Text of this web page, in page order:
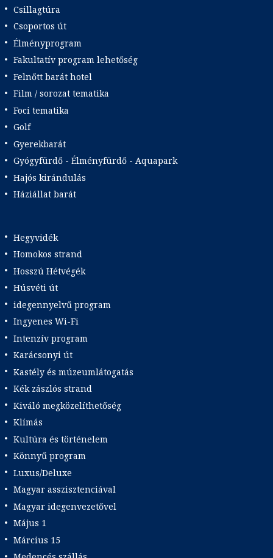
Csillagtúra
Csoportos út
Élményprogram
Fakultatív program lehetőség
Felnőtt barát hotel
Film / sorozat tematika
Foci tematika
Golf
Gyerekbarát
Gyógyfürdő - Élményfürdő - Aquapark
Hajós kirándulás
Háziállat barát
Hegyvidék
Homokos strand
Hosszú Hétvégék
Húsvéti út
idegennyelvű program
Ingyenes Wi-Fi
Intenzív program
Karácsonyi út
Kastély és múzeumlátogatás
Kék zászlós strand
Kiváló megközelíthetőség
Klímás
Kultúra és történelem
Könnyű program
Luxus/Deluxe
Magyar asszisztenciával
Magyar idegenvezetővel
Május 1
Március 15